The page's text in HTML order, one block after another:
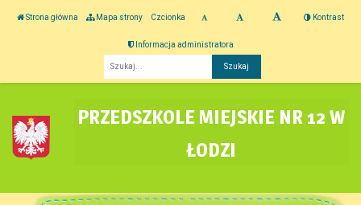
Strona główna Mapa strony Czcionka Kontrast
Informacja administratora
PRZEDSZKOLE MIEJSKIE NR 12 W
ŁODZI